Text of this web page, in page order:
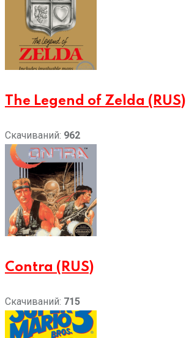
The Legend of Zelda (RUS)
Скачиваний: 962
Contra (RUS)
Скачиваний: 715